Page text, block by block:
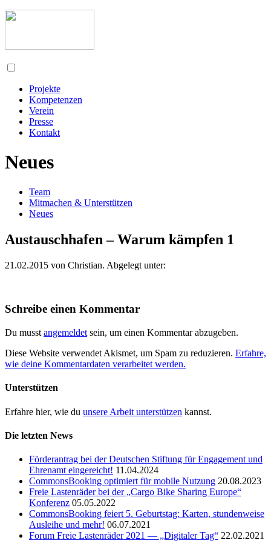
Projekte
Kompetenzen
Verein
Presse
Kontakt
Neues
Team
Mitmachen & Unterstützen
Neues
Austauschhafen – Warum kämpfen 1
21.02.2015 von Christian. Abgelegt unter:
Schreibe einen Kommentar
Du musst angemeldet sein, um einen Kommentar abzugeben.
Diese Website verwendet Akismet, um Spam zu reduzieren. Erfahre,
wie deine Kommentardaten verarbeitet werden.
Unterstützen
Erfahre hier, wie du unsere Arbeit unterstützen kannst.
Die letzten News
Förderantrag bei der Deutschen Stiftung für Engagement und
Ehrenamt eingereicht! 11.04.2024
CommonsBooking optimiert für mobile Nutzung 20.08.2023
Freie Lastenräder bei der „Cargo Bike Sharing Europe“
Konferenz 05.05.2022
CommonsBooking feiert 5. Geburtstag: Karten, stundenweise
Ausleihe und mehr! 06.07.2021
Forum Freie Lastenräder 2021 — „Digitaler Tag“ 22.02.2021